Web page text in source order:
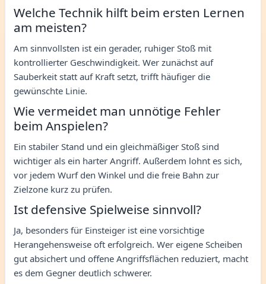
Welche Technik hilft beim ersten Lernen
am meisten?
Am sinnvollsten ist ein gerader, ruhiger Stoß mit
kontrollierter Geschwindigkeit. Wer zunächst auf
Sauberkeit statt auf Kraft setzt, trifft häufiger die
gewünschte Linie.
Wie vermeidet man unnötige Fehler
beim Anspielen?
Ein stabiler Stand und ein gleichmäßiger Stoß sind
wichtiger als ein harter Angriff. Außerdem lohnt es sich,
vor jedem Wurf den Winkel und die freie Bahn zur
Zielzone kurz zu prüfen.
Ist defensive Spielweise sinnvoll?
Ja, besonders für Einsteiger ist eine vorsichtige
Herangehensweise oft erfolgreich. Wer eigene Scheiben
gut absichert und offene Angriffsflächen reduziert, macht
es dem Gegner deutlich schwerer.